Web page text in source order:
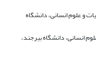
و علوم انسانی، دانشگاه
انسانی، دانشگاه بیرجند،